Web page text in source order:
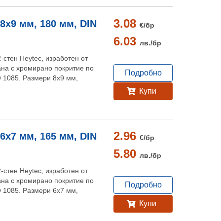
мм, 180 мм, DIN
Heytec, изработен от
с хромирано покритие по
1085. Размери 8х9 мм,
3.08 €/бр
6.03 лв./бр
Подробно
Купи
мм, 165 мм, DIN
Heytec, изработен от
с хромирано покритие по
1085. Размери 6х7 мм,
2.96 €/бр
5.80 лв./бр
Подробно
Купи